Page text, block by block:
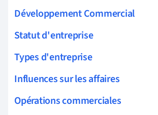
Développement Commercial
Statut d'entreprise
Types d'entreprise
Influences sur les affaires
Opérations commerciales